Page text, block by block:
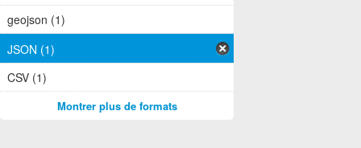
geojson (1)
JSON (1)
CSV (1)
Montrer plus de formats